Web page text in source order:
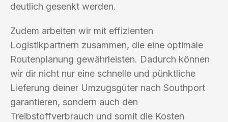
deutlich gesenkt werden.
Zudem arbeiten wir mit effizienten
Logistikpartnern zusammen, die eine optimale
Routenplanung gewährleisten. Dadurch können
wir dir nicht nur eine schnelle und pünktliche
Lieferung deiner Umzugsgüter nach Southport
garantieren, sondern auch den
Treibstoffverbrauch und somit die Kosten